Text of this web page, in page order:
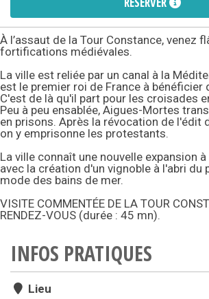
À l’assaut de la Tour Constance, venez
fortifications médiévales.
La ville est reliée par un canal à la
est le premier roi de France à bénéficier
C'est de là qu'il part pour les croisades
Peu à peu ensablée, Aigues-Mortes
en prisons. Après la révocation de l'édit
on y emprisonne les protestants.
La ville connaît une nouvelle expansion
avec la création d'un vignoble à l'abri du
mode des bains de mer.
VISITE COMMENTÉE DE LA TOUR
RENDEZ-VOUS (durée : 45 mn).
INFOS PRATIQUES
Lieu